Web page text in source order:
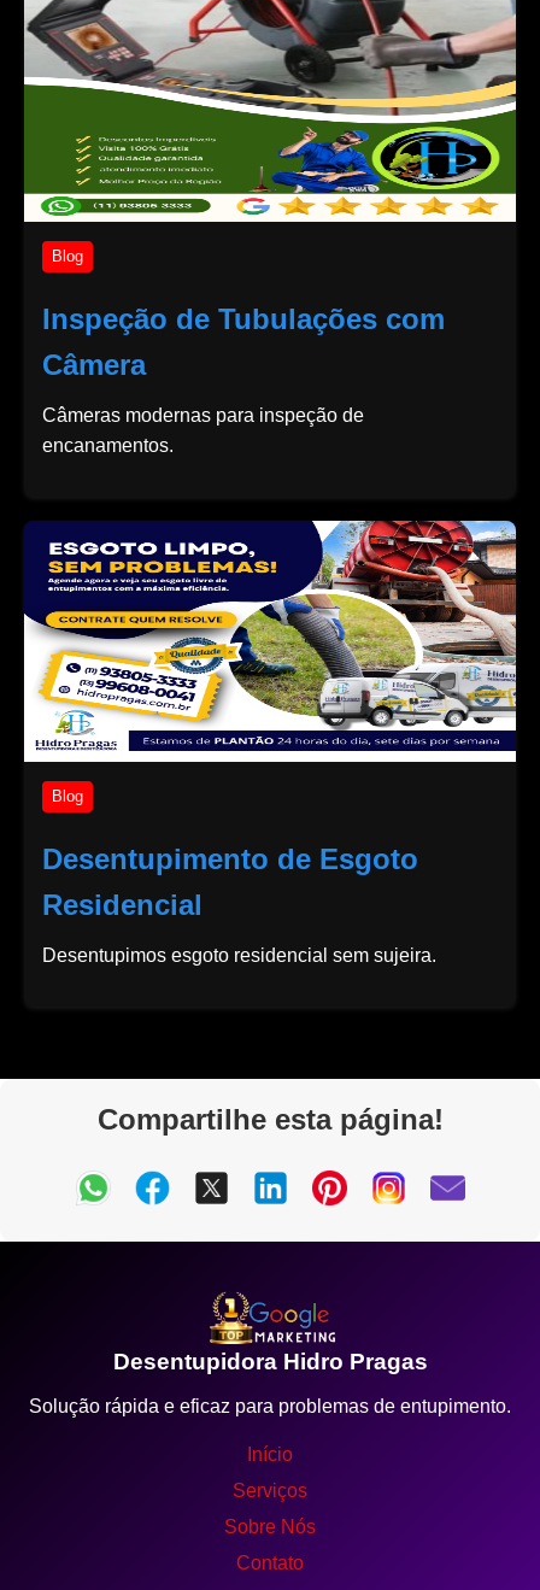
Blog
Inspeção de Tubulações com
Câmera
Câmeras modernas para inspeção de
encanamentos.
Blog
Desentupimento de Esgoto
Residencial
Desentupimos esgoto residencial sem sujeira.
Compartilhe esta página!
Desentupidora Hidro Pragas
Solução rápida e eficaz para problemas de entupimento.
Início
Serviços
Sobre Nós
Contato